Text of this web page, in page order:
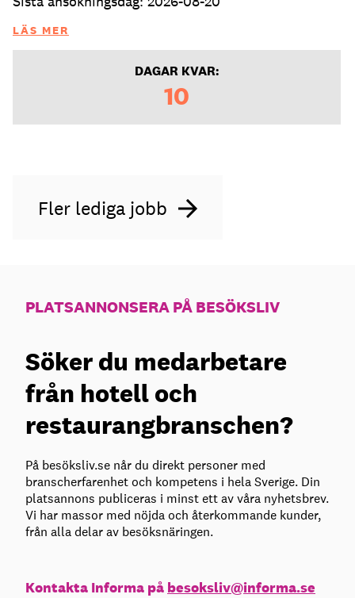
LÄS MER
DAGAR KVAR:
10
Fler lediga jobb
PLATSANNONSERA PÅ BESÖKSLIV
Söker du medarbetare
från hotell och
restaurangbranschen?
På besöksliv.se når du direkt personer med
branscherfarenhet och kompetens i hela Sverige. Din
platsannons publiceras i minst ett av våra nyhetsbrev.
Vi har massor med nöjda och återkommande kunder,
från alla delar av besöksnäringen.
Kontakta Informa på besoksliv@informa.se